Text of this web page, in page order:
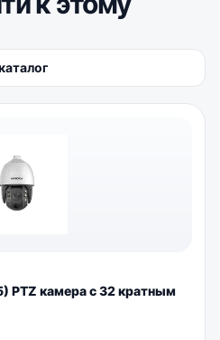
PTZ камера с 32 кратным